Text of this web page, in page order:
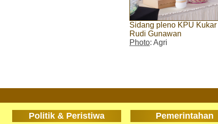
Sidang pleno KPU
Rudi Gunawan
Photo: Agri
Politik & Peristiwa Pemerintahan